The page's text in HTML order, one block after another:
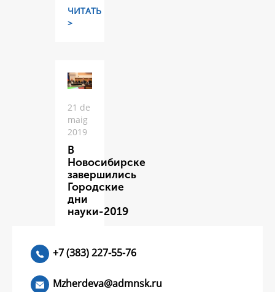
ЧИТАТЬ
>
21 de
maig
2019
В
Новосибирске
завершились
Городские
дни
науки-2019
+7 (383) 227-55-76
Mzherdeva@admnsk.ru